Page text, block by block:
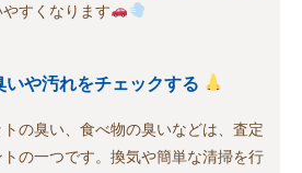
すくなります
や汚れをチェックする
の臭い、食べ物の臭いなどは、査定
の一つです。換気や簡単な清掃を行